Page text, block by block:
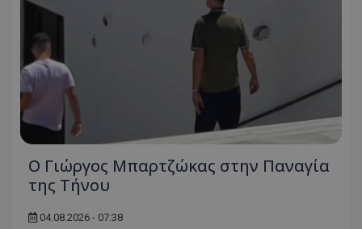
Ο Γιώργος Μπαρτζώκας στην Παναγία
της Τήνου
04.08.2026 - 07:38